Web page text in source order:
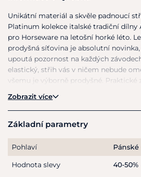
Unikátní materiál a skvěle padnoucí
Platinum kolekce italské tradiční dílny
pro Horseware na letošní horké léto.
prodyšná síťovina je absolutní
upoutá pozornost na každých
elastický, střih vás v ničem nebude
všemu je výborně prodyšné. Praktické
velmi nenáročná, sako lze prát
vyvěsit, schne velmi rychleanemačká
Nylon, 22% Spandex. Velikost: M,L., XL.
Zobrazit více
Základní parametry
Pohlaví
Pánské
Hodnota slevy
40-50%